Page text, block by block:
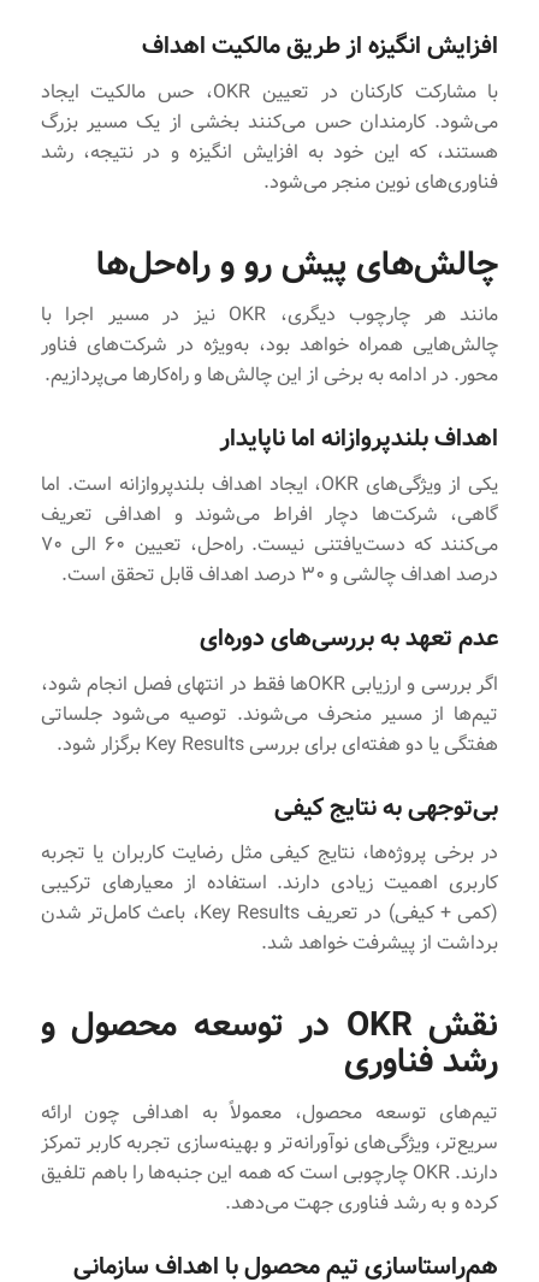
افزایش انگیزه از طریق مالکیت اهداف
با مشارکت کارکنان در تعیین OKR، حس مالکیت ایجاد
می‌شود. کارمندان حس می‌کنند بخشی از یک مسیر بزرگ
هستند، که این خود به افزایش انگیزه و در نتیجه، رشد
فناوری‌های نوین منجر می‌شود.
چالش‌های پیش رو و راه‌حل‌ها
مانند هر چارچوب دیگری، OKR نیز در مسیر اجرا با
چالش‌هایی همراه خواهد بود، به‌ویژه در شرکت‌های فناور
محور. در ادامه به برخی از این چالش‌ها و راه‌کارها می‌پردازیم.
اهداف بلندپروازانه اما ناپایدار
یکی از ویژگی‌های OKR، ایجاد اهداف بلندپروازانه است. اما
گاهی، شرکت‌ها دچار افراط می‌شوند و اهدافی تعریف
می‌کنند که دست‌یافتنی نیست. راه‌حل، تعیین ۶۰ الی ۷۰
درصد اهداف چالشی و ۳۰ درصد اهداف قابل تحقق است.
عدم تعهد به بررسی‌های دوره‌ای
اگر بررسی و ارزیابی OKRها فقط در انتهای فصل انجام شود،
تیم‌ها از مسیر منحرف می‌شوند. توصیه می‌شود جلساتی
هفتگی یا دو هفته‌ای برای بررسی Key Results برگزار شود.
بی‌توجهی به نتایج کیفی
در برخی پروژه‌ها، نتایج کیفی مثل رضایت کاربران یا تجربه
کاربری اهمیت زیادی دارند. استفاده از معیارهای ترکیبی
(کمی + کیفی) در تعریف Key Results، باعث کامل‌تر شدن
برداشت از پیشرفت‌ خواهد شد.
نقش OKR در توسعه محصول و
رشد فناوری
تیم‌های توسعه محصول، معمولاً به اهدافی چون ارائه
سریع‌تر، ویژگی‌های نوآورانه‌تر و بهینه‌سازی تجربه کاربر تمرکز
دارند. OKR چارچوبی است که همه این جنبه‌ها را باهم تلفیق
کرده و به رشد فناوری جهت می‌دهد.
هم‌راستا‌سازی تیم محصول با اهداف سازمانی